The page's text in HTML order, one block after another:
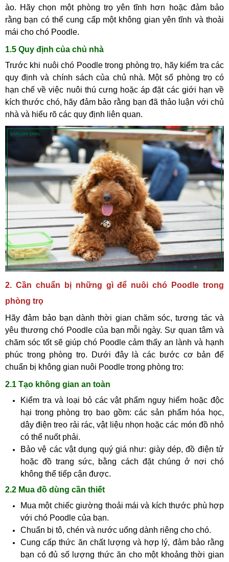
ào. Hãy chọn một phòng trọ yên tĩnh hơn hoặc đảm bảo
rằng bạn có thể cung cấp một không gian yên tĩnh và thoải
mái cho chó Poodle.
1.5 Quy định của chủ nhà
Trước khi nuôi chó Poodle trong phòng trọ, hãy kiểm tra các
quy định và chính sách của chủ nhà. Một số phòng trọ có
hạn chế về việc nuôi thú cưng hoặc áp đặt các giới hạn về
kích thước chó, hãy đảm bảo rằng bạn đã thảo luận với chủ
nhà và hiểu rõ các quy định liên quan.
2. Cần chuẩn bị những gì để nuôi chó Poodle trong
phòng trọ
Hãy đảm bảo bạn dành thời gian chăm sóc, tương tác và
yêu thương chó Poodle của bạn mỗi ngày. Sự quan tâm và
chăm sóc tốt sẽ giúp chó Poodle cảm thấy an lành và hạnh
phúc trong phòng trọ. Dưới đây là các bước cơ bản để
chuẩn bị không gian nuôi Poodle trong phòng trọ:
2.1 Tạo không gian an toàn
Kiểm tra và loại bỏ các vật phẩm nguy hiểm hoặc độc
hại trong phòng trọ bao gồm: các sản phẩm hóa học,
dây điện treo rải rác, vật liệu nhọn hoặc các món đồ nhỏ
có thể nuốt phải.
Bảo vệ các vật dụng quý giá như: giày dép, đồ điện tử
hoặc đồ trang sức, bằng cách đặt chúng ở nơi chó
không thể tiếp cận được.
2.2 Mua đồ dùng cần thiết
Mua một chiếc giường thoải mái và kích thước phù hợp
với chó Poodle của bạn.
Chuẩn bị tô, chén và nước uống dành riêng cho chó.
Cung cấp thức ăn chất lượng và hợp lý, đảm bảo rằng
bạn có đủ số lượng thức ăn cho một khoảng thời gian